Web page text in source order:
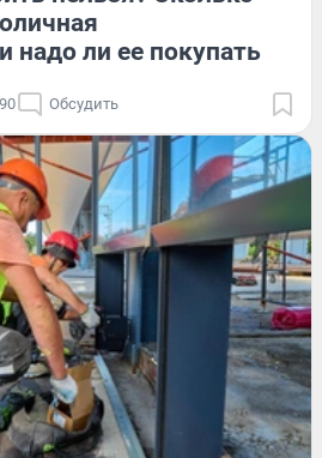
надо ли ее покупать
Обсудить